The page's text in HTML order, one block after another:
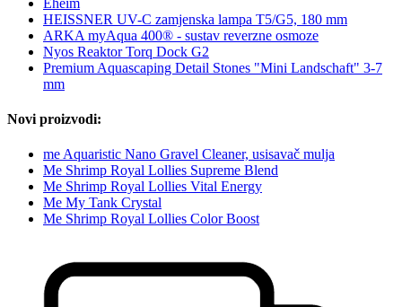
HEISSNER UV-C zamjenska lampa T5/G5, 180 mm
ARKA myAqua 400® - sustav reverzne osmoze
Nyos Reaktor Torq Dock G2
Premium Aquascaping Detail Stones "Mini Landschaft" 3-7
mm
Novi proizvodi:
me Aquaristic Nano Gravel Cleaner, usisavač mulja
Me Shrimp Royal Lollies Supreme Blend
Me Shrimp Royal Lollies Vital Energy
Me My Tank Crystal
Me Shrimp Royal Lollies Color Boost